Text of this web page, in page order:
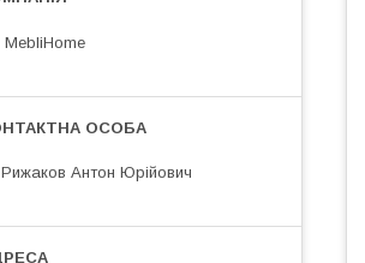
MebliHome
Рижаков Антон Юрійович